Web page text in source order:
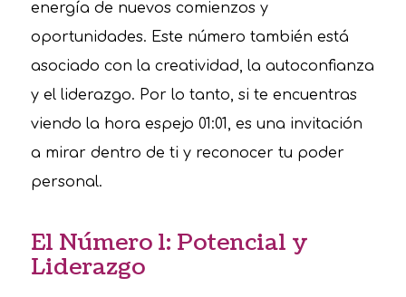
energía de nuevos comienzos y
oportunidades. Este número también está
asociado con la creatividad, la autoconfianza
y el liderazgo. Por lo tanto, si te encuentras
viendo la hora espejo 01:01, es una invitación
a mirar dentro de ti y reconocer tu poder
personal.
El Número 1: Potencial y
Liderazgo